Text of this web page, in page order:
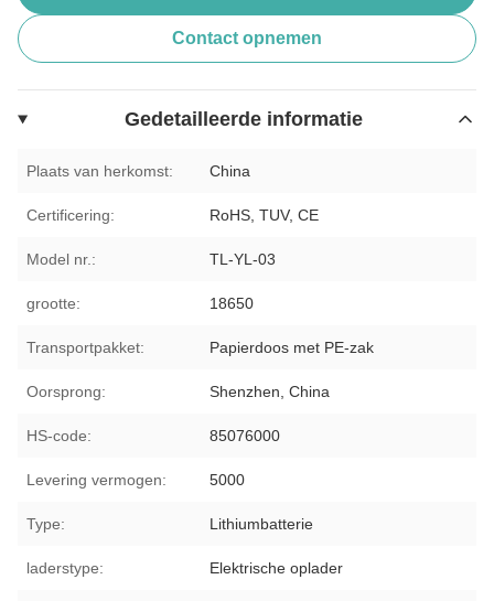
Contact opnemen
Gedetailleerde informatie
Plaats van herkomst: China
Certificering: RoHS, TUV, CE
Model nr.: TL-YL-03
grootte: 18650
Transportpakket: Papierdoos met PE-zak
Oorsprong: Shenzhen, China
HS-code: 85076000
Levering vermogen: 5000
Type: Lithiumbatterie
laderstype: Elektrische oplader